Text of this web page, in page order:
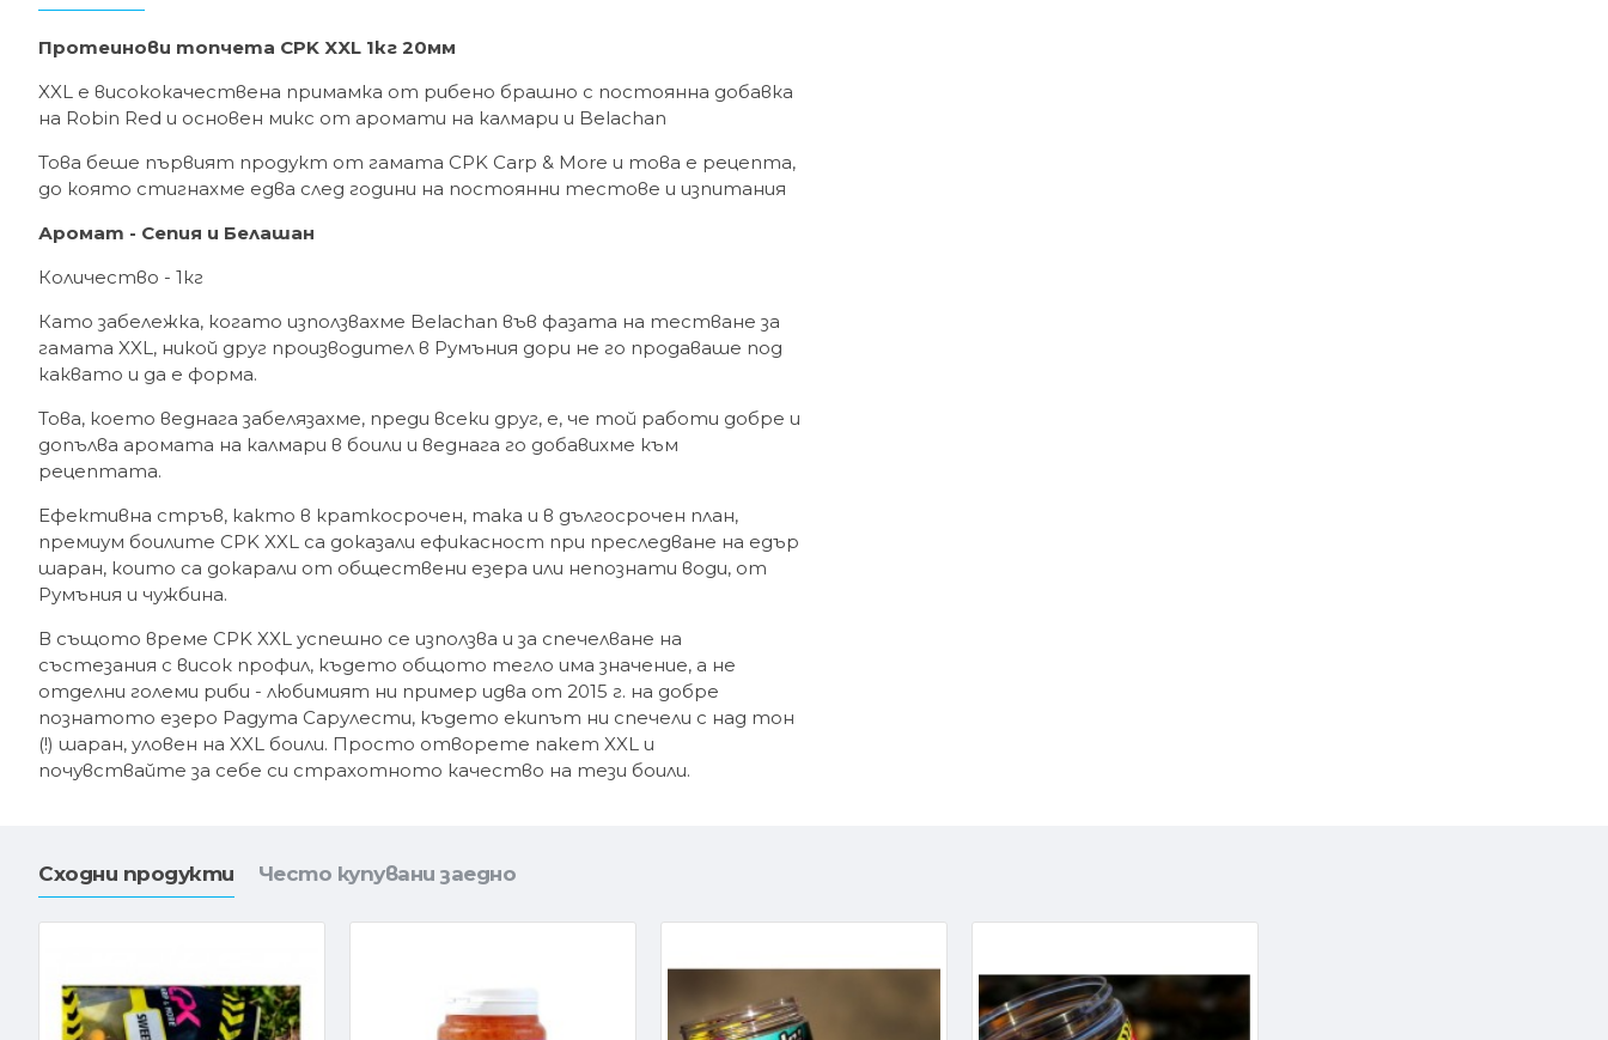
Протеинови топчета CPK XXL 1кг 20мм
XXL е висококачествена примамка от рибено брашно с постоянна добавка
на Robin Red и основен микс от аромати на калмари и Belachan
Това беше първият продукт от гамата CPK Carp & More и това е рецепта,
до която стигнахме едва след години на постоянни тестове и изпитания
Аромат - Сепия и Белашан
Количество - 1кг
Като забележка, когато използвахме Belachan във фазата на тестване за
гамата XXL, никой друг производител в Румъния дори не го продаваше под
каквато и да е форма.
Това, което веднага забелязахме, преди всеки друг, е, че той работи добре и
допълва аромата на калмари в боили и веднага го добавихме към
рецептата.
Ефективна стръв, както в краткосрочен, така и в дългосрочен план,
премиум боилите CPK XXL са доказали ефикасност при преследване на едър
шаран, които са докарали от обществени езера или непознати води, от
Румъния и чужбина.
В същото време CPK XXL успешно се използва и за спечелване на
състезания с висок профил, където общото тегло има значение, а не
отделни големи риби - любимият ни пример идва от 2015 г. на добре
познатото езеро Радута Сарулести, където екипът ни спечели с над тон
(!) шаран, уловен на XXL боили. Просто отворете пакет XXL и
почувствайте за себе си страхотното качество на тези боили.
Сходни продукти Често купувани заедно